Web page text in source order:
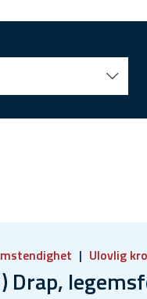
Ulovlig
Drap,